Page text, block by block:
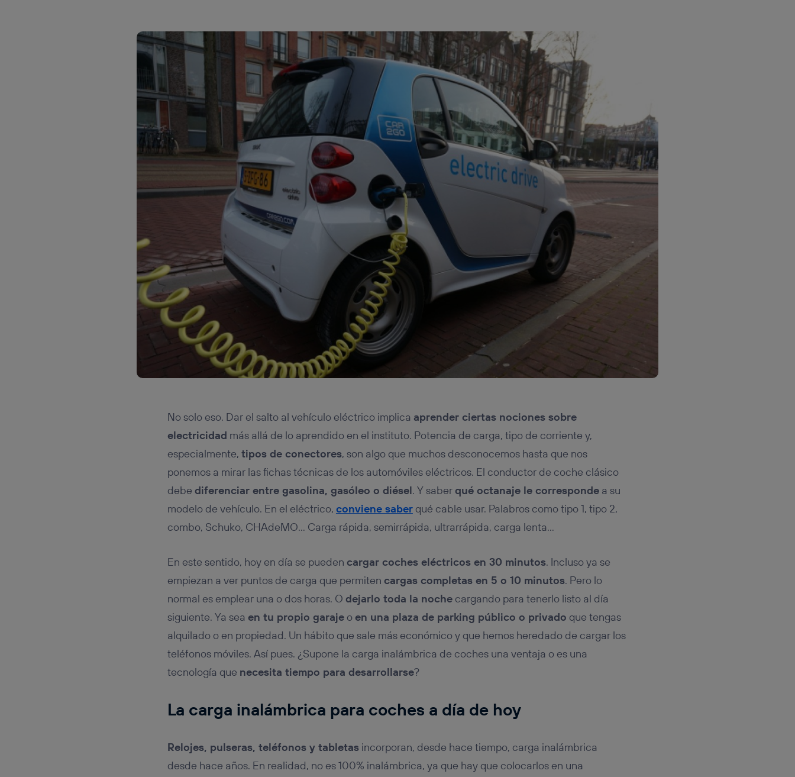
No solo eso. Dar el salto al vehículo eléctrico implica aprender ciertas nociones sobre
electricidad más allá de lo aprendido en el instituto. Potencia de carga, tipo de corriente y,
especialmente, tipos de conectores, son algo que muchos desconocemos hasta que nos
ponemos a mirar las fichas técnicas de los automóviles eléctricos. El conductor de coche clásico
debe diferenciar entre gasolina, gasóleo o diésel. Y saberqué octanaje le correspondea su
modelo de vehículo. En el eléctrico, conviene saberqué cable usar. Palabros como tipo 1, tipo 2,
combo, Schuko, CHAdeMO… Carga rápida, semirrápida, ultrarrápida, carga lenta…
En este sentido, hoy en día se pueden cargar coches eléctricos en 30 minutos. Incluso ya se
empiezan a ver puntos de carga que permiten cargas completas en 5 o 10 minutos. Pero lo
normal es emplear una o dos horas. O dejarlo toda la nochecargando para tenerlo listo al día
siguiente. Ya sea en tu propio garajeoen una plaza de parking público o privado que tengas
alquilado o en propiedad. Un hábito que sale más económico y que hemos heredado de cargar los
teléfonos móviles. Así pues. ¿Supone la carga inalámbrica de coches una ventaja o es una
tecnología que necesita tiempo para desarrollarse?
La carga inalámbrica para coches a día de hoy
Relojes, pulseras, teléfonos y tabletasincorporan, desde hace tiempo, carga inalámbrica
desde hace años. En realidad, no es 100% inalámbrica, ya que hay que colocarlos en una